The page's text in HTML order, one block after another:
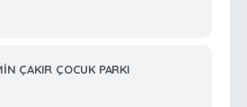
ÇAKIR ÇOCUK PARKI